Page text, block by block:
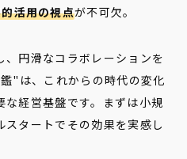
活用の視点が不可欠。
円滑なコラボレーションを
"は、これからの時代の変化
な経営基盤です。まずは小規
タートでその効果を実感し